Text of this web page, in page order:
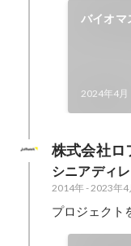
バイオマ
2024年4月
株式会社ロ
シニアディ
2014年-2023年4
プロジェクト